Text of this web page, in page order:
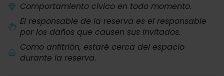
Comportamiento cívico en todo momento.
El responsable de la reserva es el responsable
por los daños que causen sus invitados.
Como anfitrión, estaré cerca del espacio
durante la reserva.